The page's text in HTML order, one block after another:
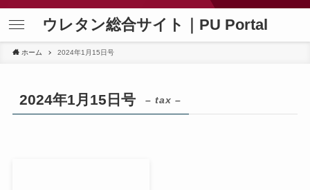
ウレタン総合サイト｜PU Portal
ホーム 2024年1月15日号
2024年1月15日号 – tax –